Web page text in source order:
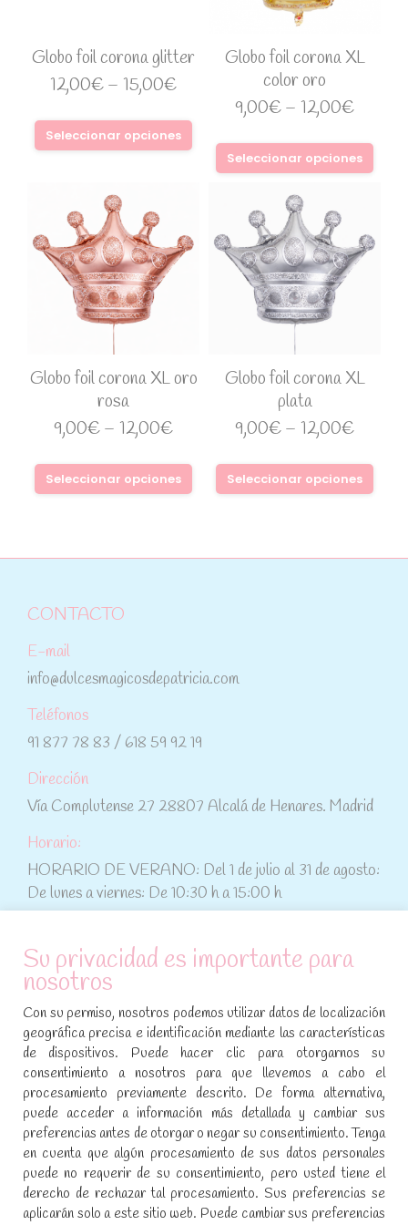
Globo foil corona glitter
12,00€– 15,00€
Seleccionar opciones
Globo foil corona XL
color oro
9,00€– 12,00€
Seleccionar opciones
Globo foil corona XL oro
rosa
9,00€– 12,00€
Seleccionar opciones
Globo foil corona XL
plata
9,00€– 12,00€
Seleccionar opciones
CONTACTO
E-mail
info@dulcesmagicosdepatricia.com
Teléfonos
91 877 78 83 / 618 59 92 19
Dirección
Vía Complutense 27 28807 Alcalá de Henares. Madrid
Horario:
HORARIO DE VERANO: Del 1 de julio al 31 de agosto:
De lunes a viernes: De 10:30 h a 15:00 h
ATENCIÓN AL CLIENTE
Condiciones de compra
Aviso legal y política de privacidad
Política de cookies
SÍGUENOS EN REDES SOCIALES
Encuéntranos en:
Facebook
page
opens
YouTube
page
opens
Instagram
page
opens
No te pierdas las promociones y novedades, suscríbete a
Su privacidad es importante para
nosotros
Con su permiso, nosotros podemos utilizar datos de localización
geográfica precisa e identificación mediante las características
de dispositivos. Puede hacer clic para otorgarnos su
consentimiento a nosotros para que llevemos a cabo el
procesamiento previamente descrito. De forma alternativa,
puede acceder a información más detallada y cambiar sus
preferencias antes de otorgar o negar su consentimiento. Tenga
en cuenta que algún procesamiento de sus datos personales
puede no requerir de su consentimiento, pero usted tiene el
derecho de rechazar tal procesamiento. Sus preferencias se
aplicarán solo a este sitio web. Puede cambiar sus preferencias